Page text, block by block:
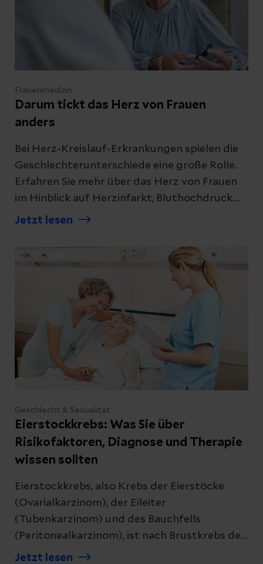
Frauenmedizin
Darum tickt das Herz von Frauen
anders
Bei Herz-Kreislauf-Erkrankungen spielen die
Geschlechterunterschiede eine große Rolle.
Erfahren Sie mehr über das Herz von Frauen
im Hinblick auf Herzinfarkt, Bluthochdruck
und Herzschwäche.
Jetzt lesen
Geschlecht & Sexualität
Eierstockkrebs: Was Sie über
Risikofaktoren, Diagnose und Therapie
wissen sollten
Eierstockkrebs, also Krebs der Eierstöcke
(Ovarialkarzinom), der Eileiter
(Tubenkarzinom) und des Bauchfells
(Peritonealkarzinom), ist nach Brustkrebs der
zweithäufigste bösartige Tumor der
Jetzt lesen